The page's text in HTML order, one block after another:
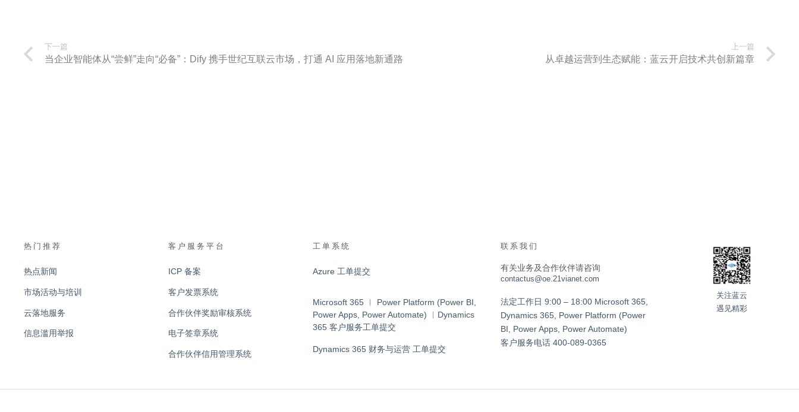
下一篇
当企业智能体从“尝鲜”走向“必备”：Dify 携手世纪互联云市场，打通 AI 应用落地新通路
上一篇
从卓越运营到生态赋能：蓝云开启技术共创新篇章
热门推荐
热点新闻
市场活动与培训
云落地服务
信息滥用举报
客户服务平台
ICP 备案
客户发票系统
合作伙伴奖励审核系统
电子签章系统
合作伙伴信用管理系统
工单系统
Azure 工单提交
Microsoft 365 ︱ Power Platform (Power BI,
Power Apps, Power Automate) ︱Dynamics
365 客户服务工单提交
Dynamics 365 财务与运营 工单提交
联系我们
有关业务及合作伙伴请咨询
contactus@oe.21vianet.com
法定工作日 9:00 – 18:00 Microsoft 365,
Dynamics 365, Power Platform (Power
BI, Power Apps, Power Automate)
客户服务电话 400-089-0365
关注蓝云
遇见精彩